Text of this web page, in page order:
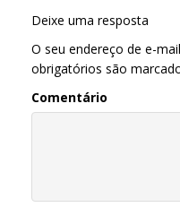
Deixe uma resposta
O seu endereço de e-
obrigatórios são
Comentário